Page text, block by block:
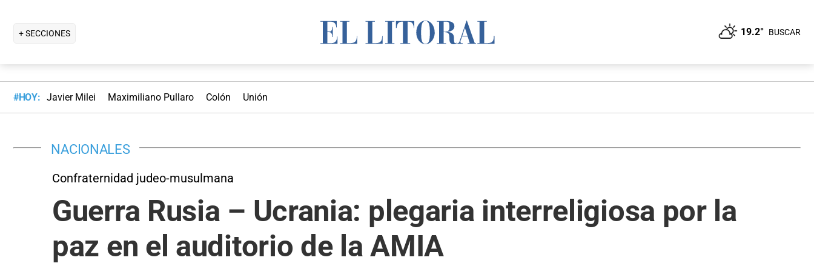
+ SECCIONES 19.2° BUSCAR
#HOY: Javier Milei Maximiliano Pullaro Colón Unión
NACIONALES
Confraternidad judeo-musulmana
Guerra Rusia – Ucrania: plegaria interreligiosa por la
paz en el auditorio de la AMIA